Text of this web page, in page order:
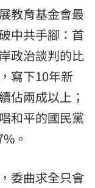
教育基金會最
中共手腳：首
政治談判的比
寫下10年新
佔兩成以上；
和平的國民黨
。
委曲求全只會